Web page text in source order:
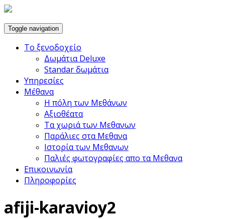
Toggle navigation
Το ξενοδοχείο
Δωμάτια Deluxe
Standar δωμάτια
Υπηρεσίες
Μέθανα
Η πόλη των Μεθάνων
Αξιοθέατα
Τα χωριά των Μεθανων
Παράλιες στα Μεθανα
Ιστορία των Μεθανων
Παλιές φωτογραφίες απο τα Μεθανα
Επικοινωνία
Πληροφορίες
afiji-karavioy2